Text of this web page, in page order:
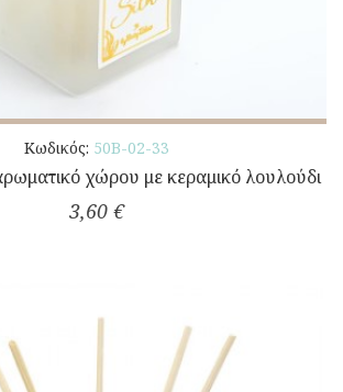
Κωδικός: 50Β-02-33
χώρου με κεραμικό λουλούδι
3,60 €